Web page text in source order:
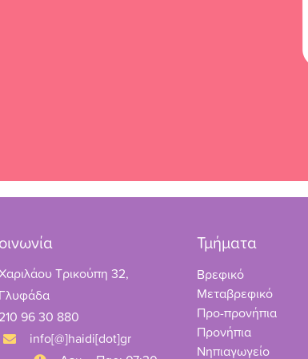
Τρικούπη 32,
96 30 880
info[@]haidi[dot]gr
Τμήματα
Βρεφικό
Μεταβρεφικό
Προ-προνήπια
Προνήπια
Νηπιαγωγείο